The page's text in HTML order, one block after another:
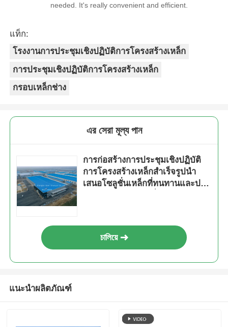
needed. It's really convenient and efficient.
แท็ก:
โรงงานการประชุมเชิงปฏิบัติการโครงสร้างเหล็ก
การประชุมเชิงปฏิบัติการโครงสร้างเหล็ก
กรอบเหล็กช่าง
এর সেরা মূল্য পান
การก่อสร้างการประชุมเชิงปฏิบัติ
การโครงสร้างเหล็กสำเร็จรูปนำ
เสนอโซลูชั่นเหล็กที่ทนทานและปรับ
চালিয়ে
แนะนำผลิตภัณฑ์